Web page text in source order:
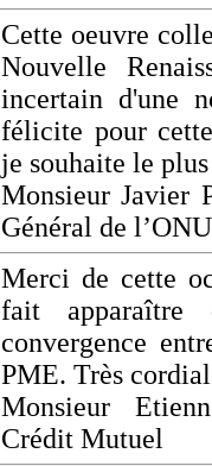
Cette oeuvre
Nouvelle
incertain d'une
félicite pour
je souhaite le
Monsieur Javier
Général de
Merci de cette
fait apparaître
convergence
PME. Très
Monsieur
Crédit Mutuel